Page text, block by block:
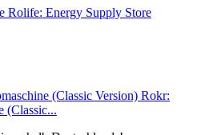
Rolife: Energy Supply Store
Rokr:
(Classic...